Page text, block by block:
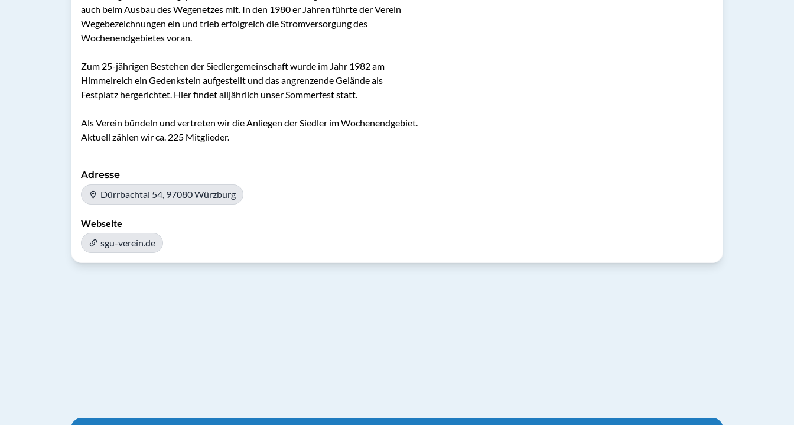
auch beim Ausbau des Wegenetzes mit. In den 1980 er Jahren führte der Verein
Wegebezeichnungen ein und trieb erfolgreich die Stromversorgung des
Wochenendgebietes voran.
Zum 25-jährigen Bestehen der Siedlergemeinschaft wurde im Jahr 1982 am
Himmelreich ein Gedenkstein aufgestellt und das angrenzende Gelände als
Festplatz hergerichtet. Hier findet alljährlich unser Sommerfest statt.
Als Verein bündeln und vertreten wir die Anliegen der Siedler im Wochenendgebiet.
Aktuell zählen wir ca. 225 Mitglieder.
Adresse
Dürrbachtal 54, 97080 Würzburg
Webseite
sgu-verein.de